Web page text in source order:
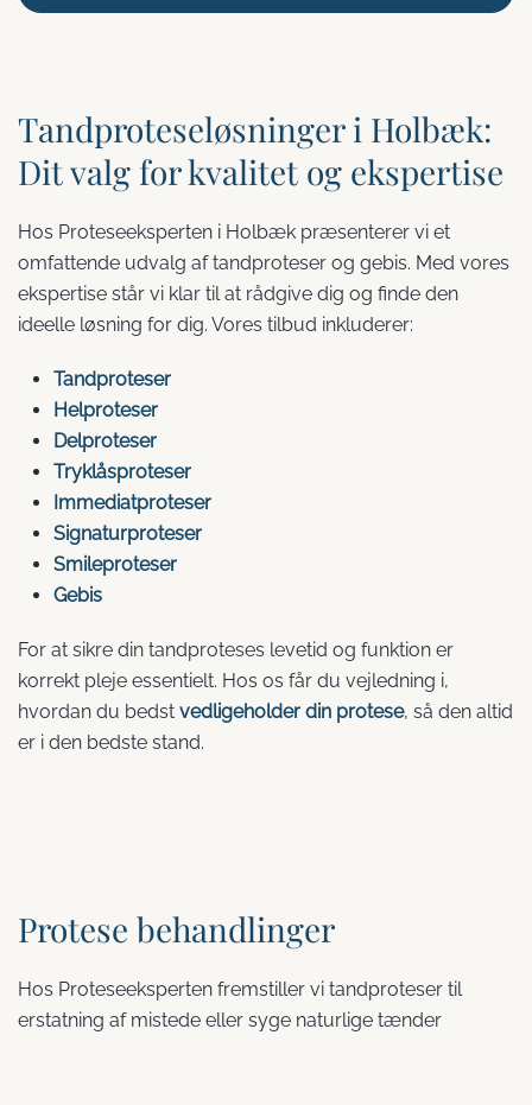
Tandproteseløsninger i Holbæk:
Dit valg for kvalitet og ekspertise
Hos Proteseeksperten i Holbæk præsenterer vi et
omfattende udvalg af tandproteser og gebis. Med vores
ekspertise står vi klar til at rådgive dig og finde den
ideelle løsning for dig. Vores tilbud inkluderer:
Tandproteser
Helproteser
Delproteser
Tryklåsproteser
Immediatproteser
Signaturproteser
Smileproteser
Gebis
For at sikre din tandproteses levetid og funktion er
korrekt pleje essentielt. Hos os får du vejledning i,
hvordan du bedst vedligeholder din protese, så den altid
er i den bedste stand.
Protese behandlinger
Hos Proteseeksperten fremstiller vi tandproteser til
erstatning af mistede eller syge naturlige tænder